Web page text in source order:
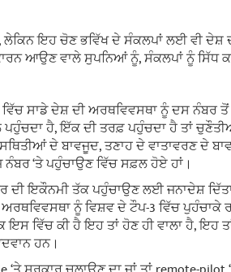
ਇਹ ਚੋਣ ਭਵਿੱਖ ਦੇ ਸੰਕਲਪਾਂ ਲਈ ਵੀ ਦੇਸ਼
ਆਉਣ ਵਾਲੇ ਸੁਪਨਿਆਂ ਨੂੰ, ਸੰਕਲਪਾਂ ਨੂੰ ਸਿੱਧ
ਸਾਡੇ ਦੇਸ਼ ਦੀ ਅਰਥਵਿਵਸਥਾ ਨੂੰ ਦਸ ਨੰਬਰ
ਪਹੁੰਚਦਾ ਹੈ, ਇੱਕ ਦੀ ਤਰਫ਼ ਪਹੁੰਚਦਾ ਹੈ ਤਾਂ
ਦੇ ਬਾਵਜੂਦ, ਤਣਾਹ ਦੇ ਵਾਤਾਵਰਣ ਦੇ
‘ਤੇ ਪਹੁੰਚਾਉਣ ਵਿੱਚ ਸਫ਼ਲ ਹੋਏ ਹਾਂ।
ਦੀ ਇਕੌਨਮੀ ਤੱਕ ਪਹੁੰਚਾਉਣ ਲਈ ਜਨਾਦੇਸ਼
ਨੂੰ ਵਿਸ਼ਵ ਦੇ ਟੌਪ-3 ਵਿੱਚ ਪੁਹੰਚਾਕੇ
ਵਿੱਚ ਕੀ ਹੈ ਇਹ ਤਾਂ ਹੋਣ ਹੀ ਵਾਲਾ ਹੈ,
ਹਨ।